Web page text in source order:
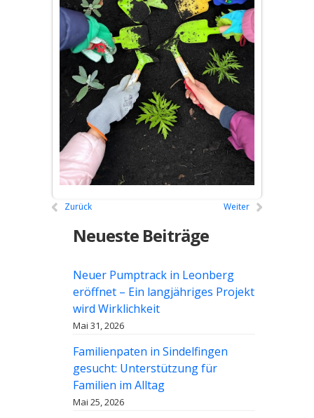
Zurück Weiter
Neueste Beiträge
Neuer Pumptrack in Leonberg
eröffnet – Ein langjähriges Projekt
wird Wirklichkeit
Mai 31, 2026
Familienpaten in Sindelfingen
gesucht: Unterstützung für
Familien im Alltag
Mai 25, 2026